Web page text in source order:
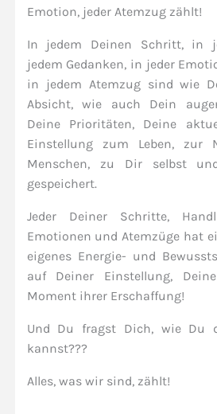
Emotion, jeder Atemzug zählt!
In jedem Deinen Schritt, in
jedem Gedanken, in jeder
in jedem Atemzug sind wie
Absicht, wie auch Dein
Deine Prioritäten, Deine
Einstellung zum Leben, zur
Menschen, zu Dir selbst
gespeichert.
Jeder Deiner Schritte,
Emotionen und Atemzüge hat
eigenes Energie- und
auf Deiner Einstellung,
Moment ihrer Erschaffung!
Und Du fragst Dich, wie Du
kannst???
Alles, was wir sind, zählt!